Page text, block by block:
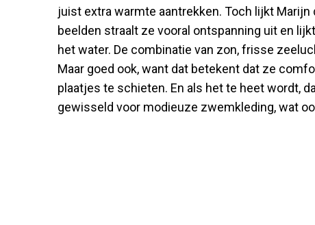
juist extra warmte aantrekken. Toch lijkt Marijn
beelden straalt ze vooral ontspanning uit en
het water. De combinatie van zon, frisse
Maar goed ook, want dat betekent dat ze
plaatjes te schieten. En als het te heet wordt,
gewisseld voor modieuze zwemkleding, wat